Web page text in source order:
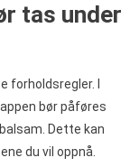
tas under
forholdsregler. I
bør påføres
Dette kan
du vil oppnå.